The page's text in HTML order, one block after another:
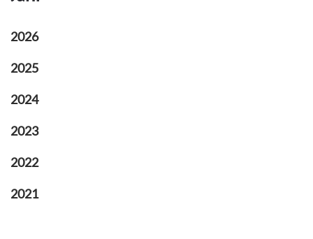
2026
2025
2024
2023
2022
2021